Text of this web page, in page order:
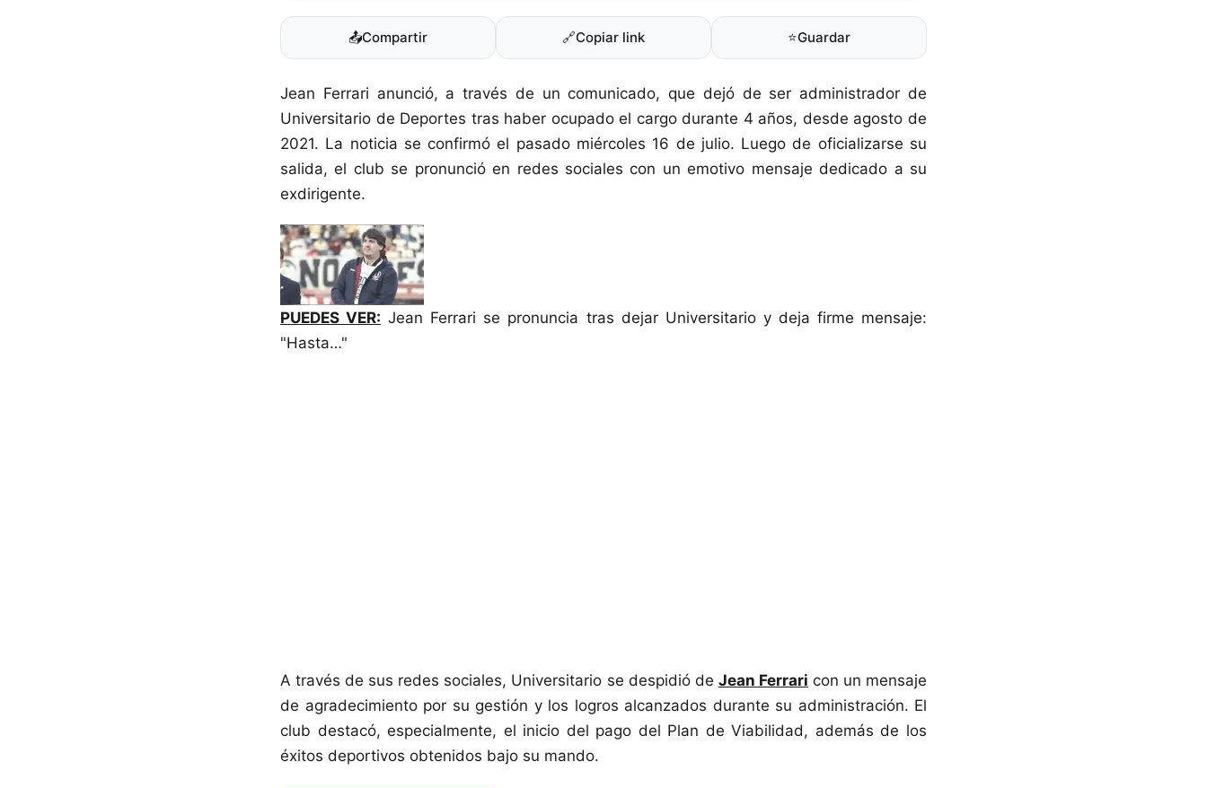
📤Compartir 🔗Copiar link ⭐Guardar
Jean Ferrari anunció, a través de un comunicado, que dejó de ser administrador de
Universitario de Deportes tras haber ocupado el cargo durante 4 años, desde agosto de
2021. La noticia se confirmó el pasado miércoles 16 de julio. Luego de oficializarse su
salida, el club se pronunció en redes sociales con un emotivo mensaje dedicado a su
exdirigente.
PUEDES VER: Jean Ferrari se pronuncia tras dejar Universitario y deja firme mensaje:
"Hasta…"
A través de sus redes sociales, Universitario se despidió de Jean Ferrari con un mensaje
de agradecimiento por su gestión y los logros alcanzados durante su administración. El
club destacó, especialmente, el inicio del pago del Plan de Viabilidad, además de los
éxitos deportivos obtenidos bajo su mando.